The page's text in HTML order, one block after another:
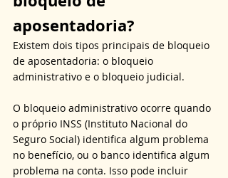
aposentadoria?
Existem dois tipos principais de bloqueio
de aposentadoria: o bloqueio
administrativo e o bloqueio judicial.
O bloqueio administrativo ocorre quando
o próprio INSS (Instituto Nacional do
Seguro Social) identifica algum problema
no benefício, ou o banco identifica algum
problema na conta. Isso pode incluir